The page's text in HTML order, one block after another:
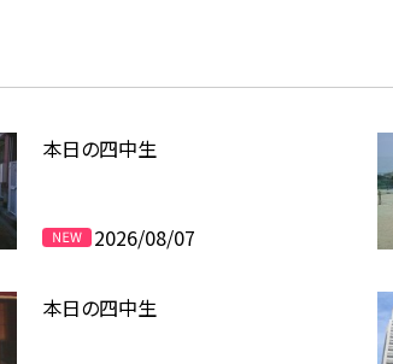
本日の四中生
2026/08/07
本日の四中生